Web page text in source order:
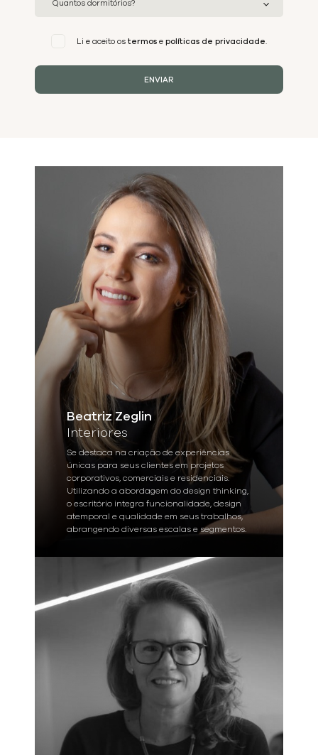
Li e aceito os termos e políticas de privacidade
ENVIAR
Beatriz Zeglin
Interiores
Se destaca na criação de experiências
únicas para seus clientes em projetos
corporativos, comerciais e residenciais.
Utilizando a abordagem do design thinking,
o escritório integra funcionalidade, design
atemporal e qualidade em seus trabalhos,
abrangendo diversas escalas e segmentos.